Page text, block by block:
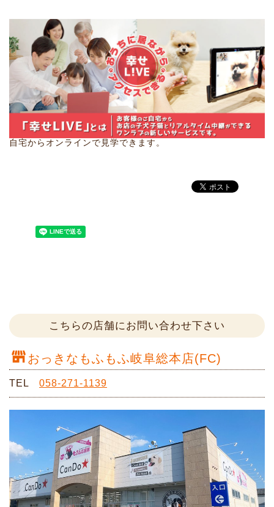
自宅からオンラインで見学できます。
こちらの店舗にお問い合わせ下さい
おっきなもふもふ岐阜総本店(FC)
TEL 058-271-1139